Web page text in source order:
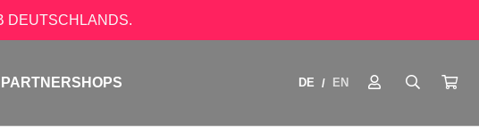
DEUTSCHLANDS.
PARTNERSHOPS DE / EN